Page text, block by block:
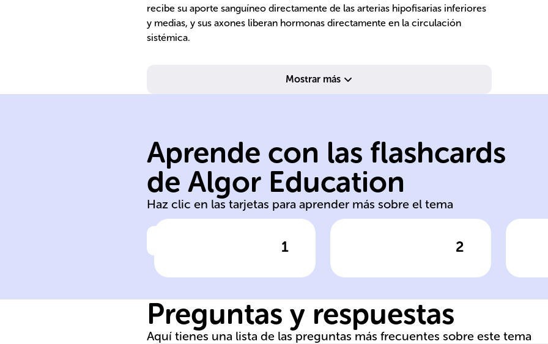
recibe su aporte sanguíneo directamente de las arterias hipofisarias inferiores
y medias, y sus axones liberan hormonas directamente en la circulación
sistémica.
Mostrar más
Aprende con las flashcards
de Algor Education
Haz clic en las tarjetas para aprender más sobre el tema
1
neurohipófisis
Haz clic para comprobar la respuesta
Proviene de una
proyección del
hipotálamo,
2
hipofisario
Haz clic para comprobar la respuesta
Conecta hipófisis
con hipotálamo,
permite
Haz
Preguntas y respuestas
Aquí tienes una lista de las preguntas más frecuentes sobre este tema